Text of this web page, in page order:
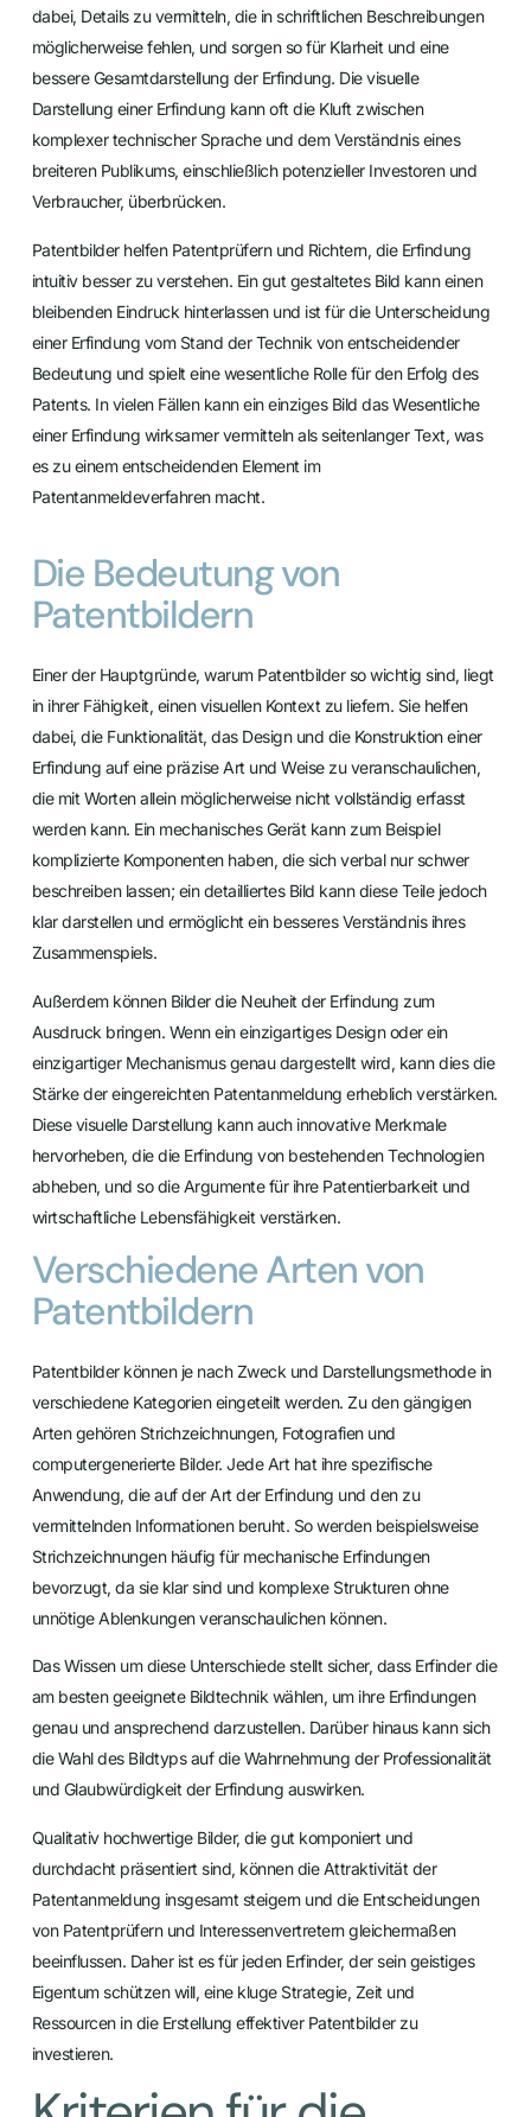
dabei, Details zu vermitteln, die in schriftlichen Beschreibungen
möglicherweise fehlen, und sorgen so für Klarheit und eine
bessere Gesamtdarstellung der Erfindung. Die visuelle
Darstellung einer Erfindung kann oft die Kluft zwischen
komplexer technischer Sprache und dem Verständnis eines
breiteren Publikums, einschließlich potenzieller Investoren und
Verbraucher, überbrücken.
Patentbilder helfen Patentprüfern und Richtern, die Erfindung
intuitiv besser zu verstehen. Ein gut gestaltetes Bild kann einen
bleibenden Eindruck hinterlassen und ist für die Unterscheidung
einer Erfindung vom Stand der Technik von entscheidender
Bedeutung und spielt eine wesentliche Rolle für den Erfolg des
Patents. In vielen Fällen kann ein einziges Bild das Wesentliche
einer Erfindung wirksamer vermitteln als seitenlanger Text, was
es zu einem entscheidenden Element im
Patentanmeldeverfahren macht.
Die Bedeutung von
Patentbildern
Einer der Hauptgründe, warum Patentbilder so wichtig sind, liegt
in ihrer Fähigkeit, einen visuellen Kontext zu liefern. Sie helfen
dabei, die Funktionalität, das Design und die Konstruktion einer
Erfindung auf eine präzise Art und Weise zu veranschaulichen,
die mit Worten allein möglicherweise nicht vollständig erfasst
werden kann. Ein mechanisches Gerät kann zum Beispiel
komplizierte Komponenten haben, die sich verbal nur schwer
beschreiben lassen; ein detailliertes Bild kann diese Teile jedoch
klar darstellen und ermöglicht ein besseres Verständnis ihres
Zusammenspiels.
Außerdem können Bilder die Neuheit der Erfindung zum
Ausdruck bringen. Wenn ein einzigartiges Design oder ein
einzigartiger Mechanismus genau dargestellt wird, kann dies die
Stärke der eingereichten Patentanmeldung erheblich verstärken.
Diese visuelle Darstellung kann auch innovative Merkmale
hervorheben, die die Erfindung von bestehenden Technologien
abheben, und so die Argumente für ihre Patentierbarkeit und
wirtschaftliche Lebensfähigkeit verstärken.
Verschiedene Arten von
Patentbildern
Patentbilder können je nach Zweck und Darstellungsmethode in
verschiedene Kategorien eingeteilt werden. Zu den gängigen
Arten gehören Strichzeichnungen, Fotografien und
computergenerierte Bilder. Jede Art hat ihre spezifische
Anwendung, die auf der Art der Erfindung und den zu
vermittelnden Informationen beruht. So werden beispielsweise
Strichzeichnungen häufig für mechanische Erfindungen
bevorzugt, da sie klar sind und komplexe Strukturen ohne
unnötige Ablenkungen veranschaulichen können.
Das Wissen um diese Unterschiede stellt sicher, dass Erfinder die
am besten geeignete Bildtechnik wählen, um ihre Erfindungen
genau und ansprechend darzustellen. Darüber hinaus kann sich
die Wahl des Bildtyps auf die Wahrnehmung der Professionalität
und Glaubwürdigkeit der Erfindung auswirken.
Qualitativ hochwertige Bilder, die gut komponiert und
durchdacht präsentiert sind, können die Attraktivität der
Patentanmeldung insgesamt steigern und die Entscheidungen
von Patentprüfern und Interessenvertretern gleichermaßen
beeinflussen. Daher ist es für jeden Erfinder, der sein geistiges
Eigentum schützen will, eine kluge Strategie, Zeit und
Ressourcen in die Erstellung effektiver Patentbilder zu
investieren.